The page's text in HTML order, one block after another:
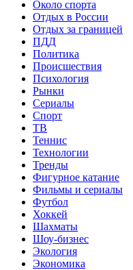
Около спорта
Отдых в России
Отдых за границей
ПДД
Политика
Происшествия
Психология
Рынки
Сериалы
Спорт
ТВ
Теннис
Технологии
Тренды
Фигурное катание
Фильмы и сериалы
Футбол
Хоккей
Шахматы
Шоу-бизнес
Экология
Экономика